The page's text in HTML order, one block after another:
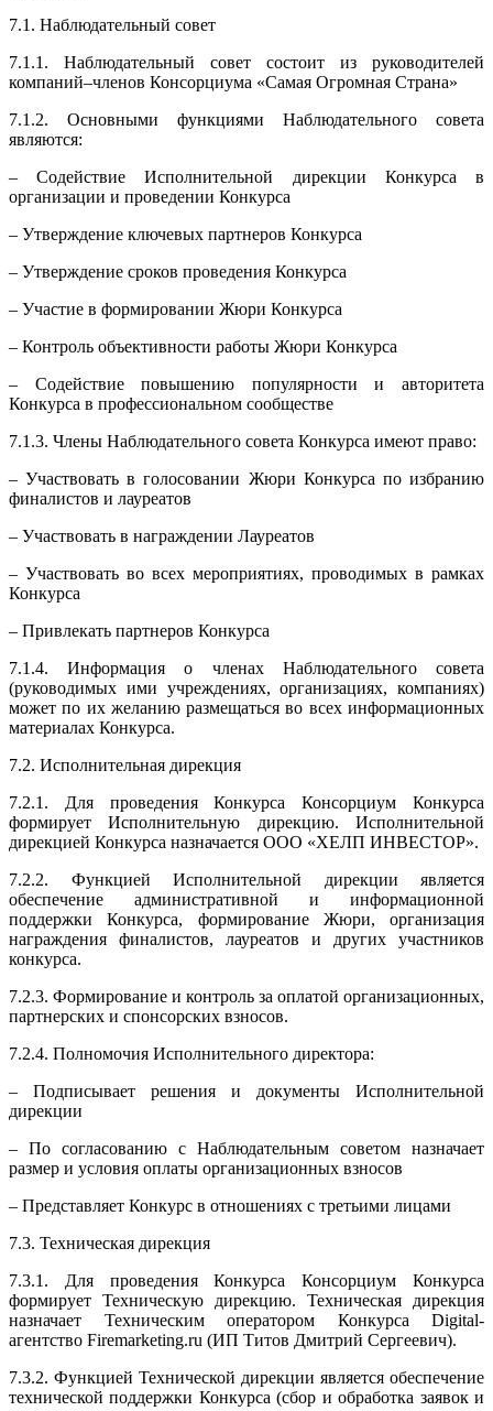
7.1. Наблюдательный совет
7.1.1. Наблюдательный совет состоит из руководителей
компаний–членов Консорциума «Самая Огромная Страна»
7.1.2. Основными функциями Наблюдательного совета
являются:
– Содействие Исполнительной дирекции Конкурса в
организации и проведении Конкурса
– Утверждение ключевых партнеров Конкурса
– Утверждение сроков проведения Конкурса
– Участие в формировании Жюри Конкурса
– Контроль объективности работы Жюри Конкурса
– Содействие повышению популярности и авторитета
Конкурса в профессиональном сообществе
7.1.3. Члены Наблюдательного совета Конкурса имеют право:
– Участвовать в голосовании Жюри Конкурса по избранию
финалистов и лауреатов
– Участвовать в награждении Лауреатов
– Участвовать во всех мероприятиях, проводимых в рамках
Конкурса
– Привлекать партнеров Конкурса
7.1.4. Информация о членах Наблюдательного совета
(руководимых ими учреждениях, организациях, компаниях)
может по их желанию размещаться во всех информационных
материалах Конкурса.
7.2. Исполнительная дирекция
7.2.1. Для проведения Конкурса Консорциум Конкурса
формирует Исполнительную дирекцию. Исполнительной
дирекцией Конкурса назначается ООО «ХЕЛП ИНВЕСТОР».
7.2.2. Функцией Исполнительной дирекции является
обеспечение административной и информационной
поддержки Конкурса, формирование Жюри, организация
награждения финалистов, лауреатов и других участников
конкурса.
7.2.3. Формирование и контроль за оплатой организационных,
партнерских и спонсорских взносов.
7.2.4. Полномочия Исполнительного директора:
– Подписывает решения и документы Исполнительной
дирекции
– По согласованию с Наблюдательным советом назначает
размер и условия оплаты организационных взносов
– Представляет Конкурс в отношениях с третьими лицами
7.3. Техническая дирекция
7.3.1. Для проведения Конкурса Консорциум Конкурса
формирует Техническую дирекцию. Техническая дирекция
назначает Техническим оператором Конкурса Digital-
агентство Firemarketing.ru (ИП Титов Дмитрий Сергеевич).
7.3.2. Функцией Технической дирекции является обеспечение
технической поддержки Конкурса (сбор и обработка заявок и